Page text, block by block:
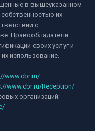
в вышеуказанном
их
с
Правообладатели
своих услуг и
использование.
www.cbr.ru/
www.cbr.ru/Reception/
организаций: